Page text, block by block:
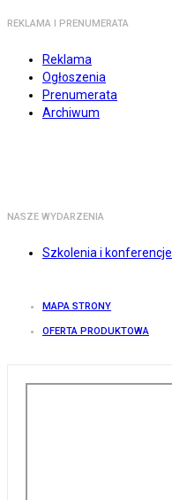
REKLAMA I PRENUMERATA
Reklama
Ogłoszenia
Prenumerata
Archiwum
NASZE WYDARZENIA
Szkolenia i konferencje
MAPA STRONY
OFERTA PRODUKTOWA